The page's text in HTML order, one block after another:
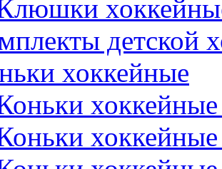
детской
хоккейные
хоккейные